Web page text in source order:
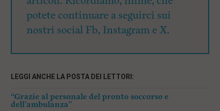
potete continuare a seguirci sui
nostri social Fb, Instagram e X.
LEGGI ANCHE LA POSTA DEI LETTORI:
“Grazie al personale del pronto soccorso e
dell’ambulanza”